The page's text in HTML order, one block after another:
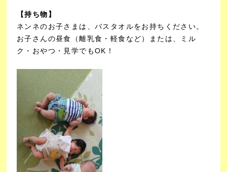
【持ち物】
ネンネのお子さまは、バスタオルをお持ちください。
お子さんの昼食（離乳食・軽食など）または、ミル
ク・おやつ・見学でもOK！